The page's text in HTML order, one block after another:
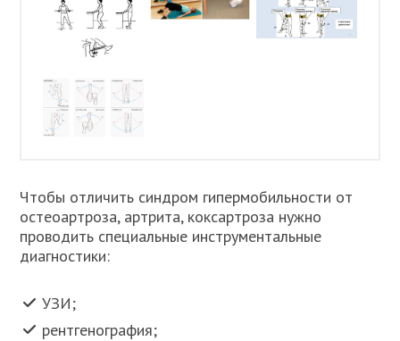
Чтобы отличить синдром гипермобильности от
остеоартроза, артрита, коксартроза нужно
проводить специальные инструментальные
диагностики:
УЗИ;
рентгенография;